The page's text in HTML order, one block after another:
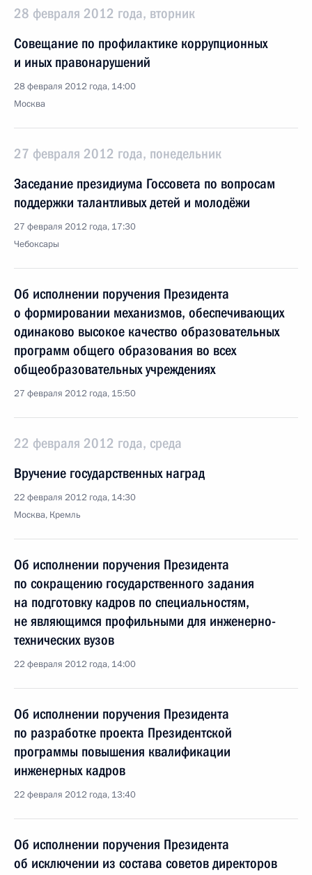
28 февраля 2012 года, вторник
Совещание по профилактике коррупционных
и иных правонарушений
28 февраля 2012 года, 14:00
Москва
27 февраля 2012 года, понедельник
Заседание президиума Госсовета по вопросам
поддержки талантливых детей и молодёжи
27 февраля 2012 года, 17:30
Чебоксары
Об исполнении поручения Президента
о формировании механизмов, обеспечивающих
одинаково высокое качество образовательных
программ общего образования во всех
общеобразовательных учреждениях
27 февраля 2012 года, 15:50
22 февраля 2012 года, среда
Вручение государственных наград
22 февраля 2012 года, 14:30
Москва, Кремль
Об исполнении поручения Президента
по сокращению государственного задания
на подготовку кадров по специальностям,
не являющимся профильными для инженерно-
технических вузов
22 февраля 2012 года, 14:00
Об исполнении поручения Президента
по разработке проекта Президентской
программы повышения квалификации
инженерных кадров
22 февраля 2012 года, 13:40
Об исполнении поручения Президента
об исключении из состава советов директоров